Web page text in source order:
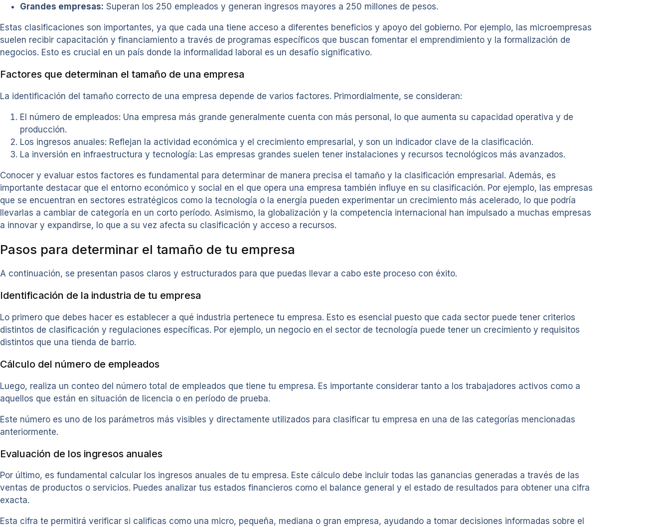
Grandes empresas: Superan los 250 empleados y generan ingresos mayores a 250 millones de pesos.
Estas clasificaciones son importantes, ya que cada una tiene acceso a diferentes beneficios y apoyo del gobierno. Por ejemplo, las microempresas
suelen recibir capacitación y financiamiento a través de programas específicos que buscan fomentar el emprendimiento y la formalización de
negocios. Esto es crucial en un país donde la informalidad laboral es un desafío significativo.
Factores que determinan el tamaño de una empresa
La identificación del tamaño correcto de una empresa depende de varios factores. Primordialmente, se consideran:
El número de empleados: Una empresa más grande generalmente cuenta con más personal, lo que aumenta su capacidad operativa y de
producción.
Los ingresos anuales: Reflejan la actividad económica y el crecimiento empresarial, y son un indicador clave de la clasificación.
La inversión en infraestructura y tecnología: Las empresas grandes suelen tener instalaciones y recursos tecnológicos más avanzados.
Conocer y evaluar estos factores es fundamental para determinar de manera precisa el tamaño y la clasificación empresarial. Además, es
importante destacar que el entorno económico y social en el que opera una empresa también influye en su clasificación. Por ejemplo, las empresas
que se encuentran en sectores estratégicos como la tecnología o la energía pueden experimentar un crecimiento más acelerado, lo que podría
llevarlas a cambiar de categoría en un corto período. Asimismo, la globalización y la competencia internacional han impulsado a muchas empresas
a innovar y expandirse, lo que a su vez afecta su clasificación y acceso a recursos.
Pasos para determinar el tamaño de tu empresa
A continuación, se presentan pasos claros y estructurados para que puedas llevar a cabo este proceso con éxito.
Identificación de la industria de tu empresa
Lo primero que debes hacer es establecer a qué industria pertenece tu empresa. Esto es esencial puesto que cada sector puede tener criterios
distintos de clasificación y regulaciones específicas. Por ejemplo, un negocio en el sector de tecnología puede tener un crecimiento y requisitos
distintos que una tienda de barrio.
Cálculo del número de empleados
Luego, realiza un conteo del número total de empleados que tiene tu empresa. Es importante considerar tanto a los trabajadores activos como a
aquellos que están en situación de licencia o en período de prueba.
Este número es uno de los parámetros más visibles y directamente utilizados para clasificar tu empresa en una de las categorías mencionadas
anteriormente.
Evaluación de los ingresos anuales
Por último, es fundamental calcular los ingresos anuales de tu empresa. Este cálculo debe incluir todas las ganancias generadas a través de las
ventas de productos o servicios. Puedes analizar tus estados financieros como el balance general y el estado de resultados para obtener una cifra
exacta.
Esta cifra te permitirá verificar si calificas como una micro, pequeña, mediana o gran empresa, ayudando a tomar decisiones informadas sobre el